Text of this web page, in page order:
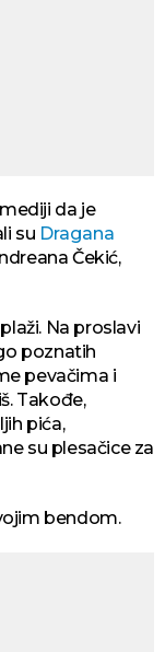
da je
su Dragana
Čekić,
Na proslavi
poznatih
pevačima i
Takođe,
pića,
su plesačice za
bendom.